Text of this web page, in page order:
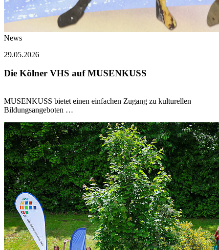
News
29.05.2026
Die Kölner VHS auf MUSENKUSS
MUSENKUSS bietet einen einfachen Zugang zu kulturellen
Bildungsangeboten …